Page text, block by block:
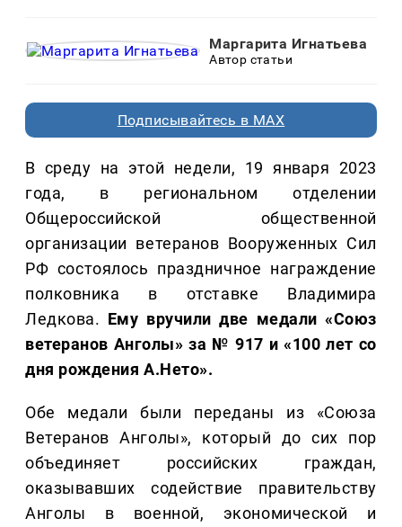
Маргарита Игнатьева
Автор статьи
Подписывайтесь в MAX
В среду на этой недели, 19 января 2023
года, в региональном отделении
Общероссийской общественной
организации ветеранов Вооруженных Сил
РФ состоялось праздничное награждение
полковника в отставке Владимира
Ледкова. Ему вручили две медали «Союз
ветеранов Анголы» за № 917 и «100 лет со
дня рождения А.Нето».
Обе медали были переданы из «Союза
Ветеранов Анголы», который до сих пор
объединяет российских граждан,
оказывавших содействие правительству
Анголы в военной, экономической и